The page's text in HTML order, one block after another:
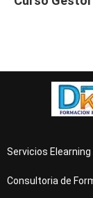
Servicios Elearning
Consultoria de